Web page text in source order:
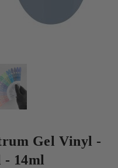
Gel Vinyl -
14ml